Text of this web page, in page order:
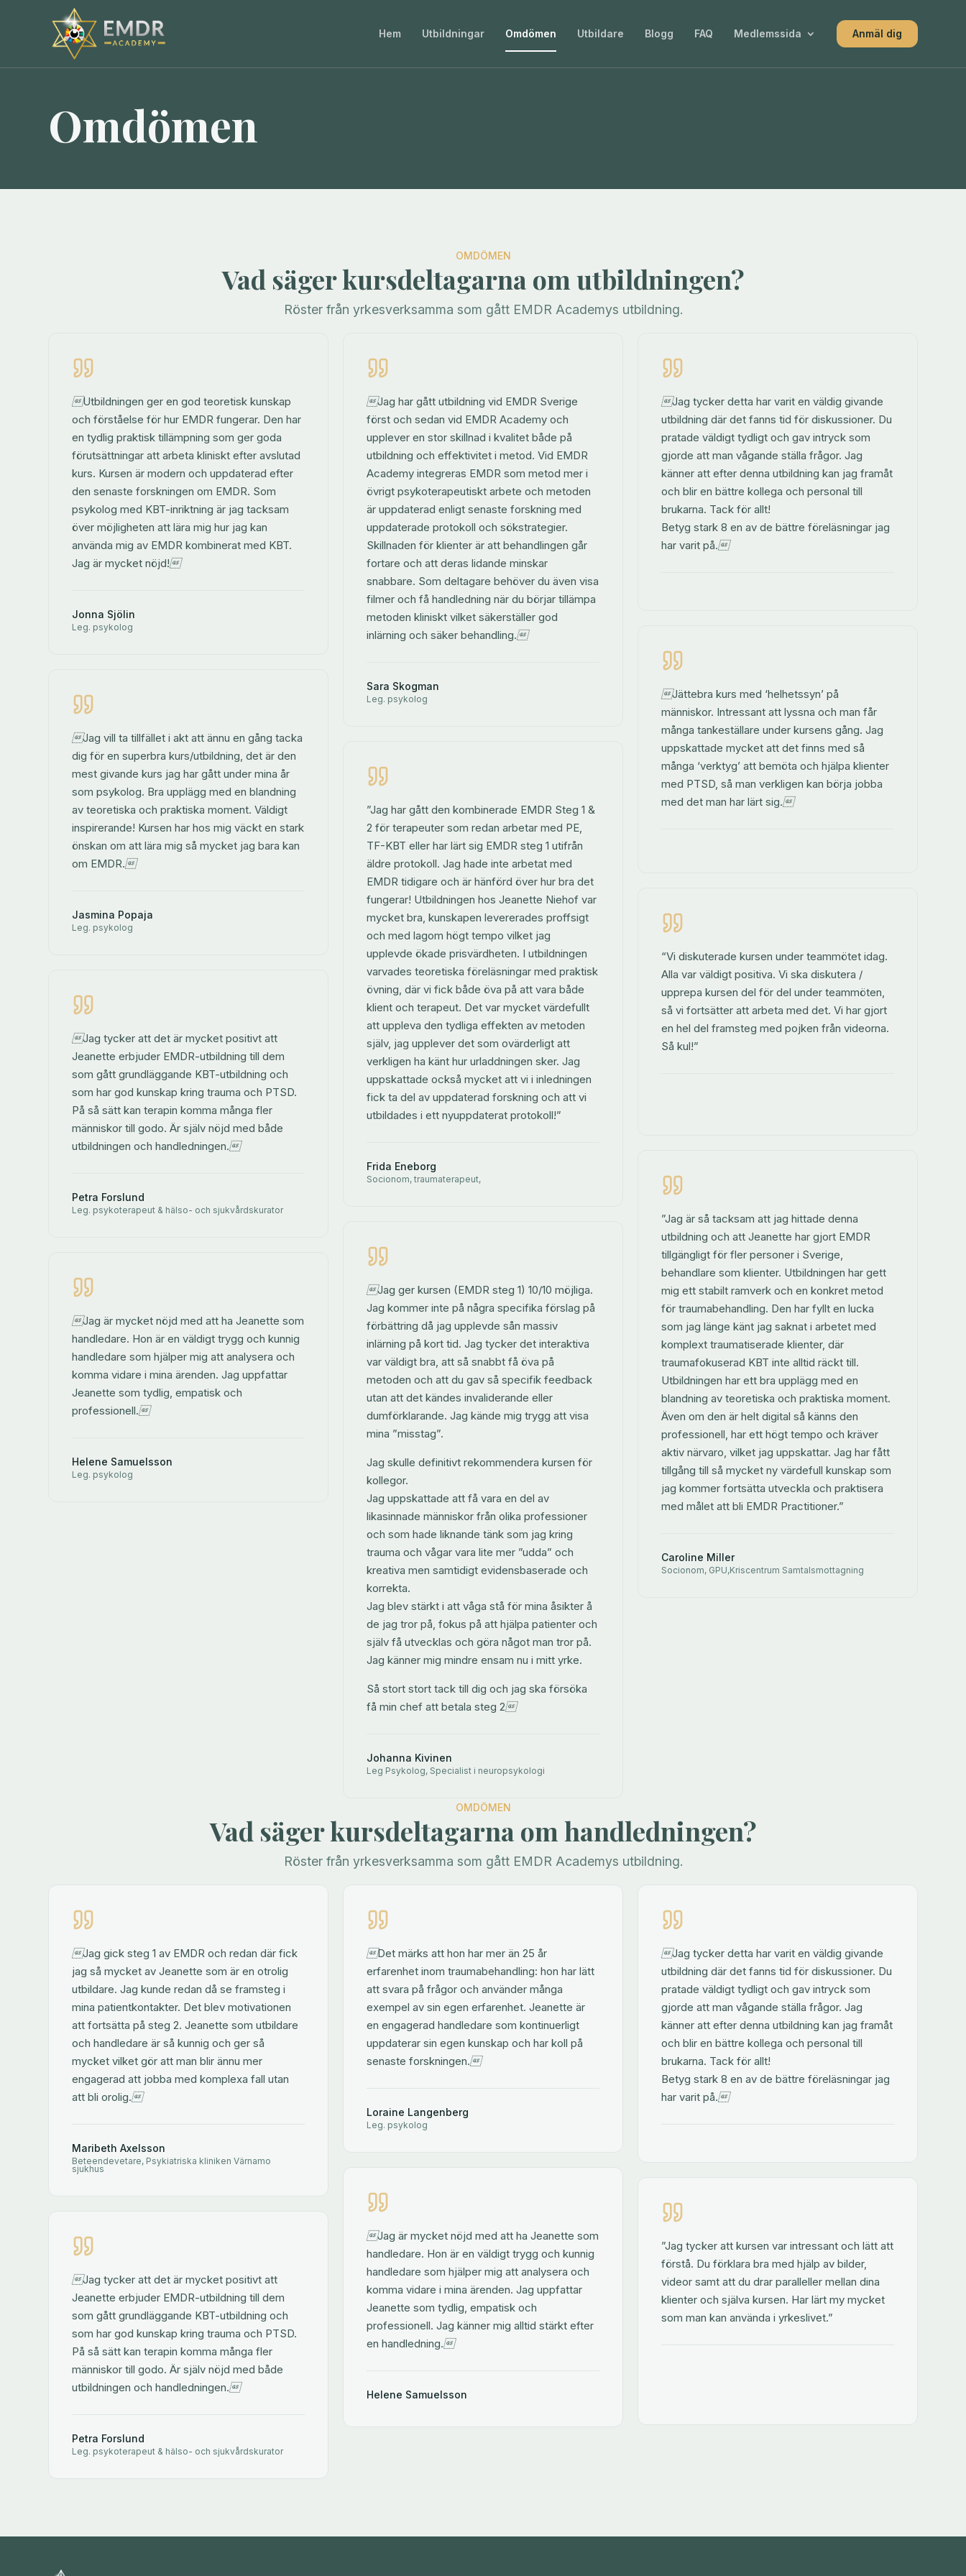
Hem Utbildningar Omdömen Utbildare Blogg FAQ Medlemssida Anmäl dig
Omdömen
OMDÖMEN
Vad säger kursdeltagarna om utbildningen?
Röster från yrkesverksamma som gått EMDR Academys utbildning.
Utbildningen ger en god teoretisk kunskap
och förståelse för hur EMDR fungerar. Den har
en tydlig praktisk tillämpning som ger goda
förutsättningar att arbeta kliniskt efter avslutad
kurs. Kursen är modern och uppdaterad efter
den senaste forskningen om EMDR. Som
psykolog med KBT-inriktning är jag tacksam
över möjligheten att lära mig hur jag kan
använda mig av EMDR kombinerat med KBT.
Jag är mycket nöjd!
Jonna Sjölin
Leg. psykolog
Jag vill ta tillfället i akt att ännu en gång tacka
dig för en superbra kurs/utbildning, det är den
mest givande kurs jag har gått under mina år
som psykolog. Bra upplägg med en blandning
av teoretiska och praktiska moment. Väldigt
inspirerande! Kursen har hos mig väckt en stark
önskan om att lära mig så mycket jag bara kan
om EMDR.
Jasmina Popaja
Leg. psykolog
Jag tycker att det är mycket positivt att
Jeanette erbjuder EMDR-utbildning till dem
som gått grundläggande KBT-utbildning och
som har god kunskap kring trauma och PTSD.
På så sätt kan terapin komma många fler
människor till godo. Är själv nöjd med både
utbildningen och handledningen.
Petra Forslund
Leg. psykoterapeut & hälso- och sjukvårdskurator
Jag är mycket nöjd med att ha Jeanette som
handledare. Hon är en väldigt trygg och kunnig
handledare som hjälper mig att analysera och
komma vidare i mina ärenden. Jag uppfattar
Jeanette som tydlig, empatisk och
professionell.
Helene Samuelsson
Leg. psykolog
Jag har gått utbildning vid EMDR Sverige
först och sedan vid EMDR Academy och
upplever en stor skillnad i kvalitet både på
utbildning och effektivitet i metod. Vid EMDR
Academy integreras EMDR som metod mer i
övrigt psykoterapeutiskt arbete och metoden
är uppdaterad enligt senaste forskning med
uppdaterade protokoll och sökstrategier.
Skillnaden för klienter är att behandlingen går
fortare och att deras lidande minskar
snabbare. Som deltagare behöver du även visa
filmer och få handledning när du börjar tillämpa
metoden kliniskt vilket säkerställer god
inlärning och säker behandling.
Sara Skogman
Leg. psykolog
”Jag har gått den kombinerade EMDR Steg 1 &
2 för terapeuter som redan arbetar med PE,
TF-KBT eller har lärt sig EMDR steg 1 utifrån
äldre protokoll. Jag hade inte arbetat med
EMDR tidigare och är hänförd över hur bra det
fungerar! Utbildningen hos Jeanette Niehof var
mycket bra, kunskapen levererades proffsigt
och med lagom högt tempo vilket jag
upplevde ökade prisvärdheten. I utbildningen
varvades teoretiska föreläsningar med praktisk
övning, där vi fick både öva på att vara både
klient och terapeut. Det var mycket värdefullt
att uppleva den tydliga effekten av metoden
själv, jag upplever det som ovärderligt att
verkligen ha känt hur urladdningen sker. Jag
uppskattade också mycket att vi i inledningen
fick ta del av uppdaterad forskning och att vi
utbildades i ett nyuppdaterat protokoll!”
Frida Eneborg
Socionom, traumaterapeut,
Jag ger kursen (EMDR steg 1) 10/10 möjliga.
Jag kommer inte på några specifika förslag på
förbättring då jag upplevde sån massiv
inlärning på kort tid. Jag tycker det interaktiva
var väldigt bra, att så snabbt få öva på
metoden och att du gav så specifik feedback
utan att det kändes invaliderande eller
dumförklarande. Jag kände mig trygg att visa
mina ”misstag”.
Jag skulle definitivt rekommendera kursen för
kollegor.
Jag uppskattade att få vara en del av
likasinnade människor från olika professioner
och som hade liknande tänk som jag kring
trauma och vågar vara lite mer ”udda” och
kreativa men samtidigt evidensbaserade och
korrekta.
Jag blev stärkt i att våga stå för mina åsikter å
de jag tror på, fokus på att hjälpa patienter och
själv få utvecklas och göra något man tror på.
Jag känner mig mindre ensam nu i mitt yrke.
Så stort stort tack till dig och jag ska försöka
få min chef att betala steg 2
Johanna Kivinen
Leg Psykolog, Specialist i neuropsykologi
Jag tycker detta har varit en väldig givande
utbildning där det fanns tid för diskussioner. Du
pratade väldigt tydligt och gav intryck som
gjorde att man vågande ställa frågor. Jag
känner att efter denna utbildning kan jag framåt
och blir en bättre kollega och personal till
brukarna. Tack för allt!
Betyg stark 8 en av de bättre föreläsningar jag
har varit på.
Jättebra kurs med ‘helhetssyn’ på
människor. Intressant att lyssna och man får
många tankeställare under kursens gång. Jag
uppskattade mycket att det finns med så
många ‘verktyg’ att bemöta och hjälpa klienter
med PTSD, så man verkligen kan börja jobba
med det man har lärt sig.
“Vi diskuterade kursen under teammötet idag.
Alla var väldigt positiva. Vi ska diskutera /
upprepa kursen del för del under teammöten,
så vi fortsätter att arbeta med det. Vi har gjort
en hel del framsteg med pojken från videorna.
Så kul!”
”Jag är så tacksam att jag hittade denna
utbildning och att Jeanette har gjort EMDR
tillgängligt för fler personer i Sverige,
behandlare som klienter. Utbildningen har gett
mig ett stabilt ramverk och en konkret metod
för traumabehandling. Den har fyllt en lucka
som jag länge känt jag saknat i arbetet med
komplext traumatiserade klienter, där
traumafokuserad KBT inte alltid räckt till.
Utbildningen har ett bra upplägg med en
blandning av teoretiska och praktiska moment.
Även om den är helt digital så känns den
professionell, har ett högt tempo och kräver
aktiv närvaro, vilket jag uppskattar. Jag har fått
tillgång till så mycket ny värdefull kunskap som
jag kommer fortsätta utveckla och praktisera
med målet att bli EMDR Practitioner.”
Caroline Miller
Socionom, GPU,Kriscentrum Samtalsmottagning
OMDÖMEN
Vad säger kursdeltagarna om handledningen?
Röster från yrkesverksamma som gått EMDR Academys utbildning.
Jag gick steg 1 av EMDR och redan där fick
jag så mycket av Jeanette som är en otrolig
utbildare. Jag kunde redan då se framsteg i
mina patientkontakter. Det blev motivationen
att fortsätta på steg 2. Jeanette som utbildare
och handledare är så kunnig och ger så
mycket vilket gör att man blir ännu mer
engagerad att jobba med komplexa fall utan
att bli orolig.
Maribeth Axelsson
Beteendevetare, Psykiatriska kliniken Värnamo
sjukhus
Jag tycker att det är mycket positivt att
Jeanette erbjuder EMDR-utbildning till dem
som gått grundläggande KBT-utbildning och
som har god kunskap kring trauma och PTSD.
På så sätt kan terapin komma många fler
människor till godo. Är själv nöjd med både
utbildningen och handledningen.
Petra Forslund
Leg. psykoterapeut & hälso- och sjukvårdskurator
Det märks att hon har mer än 25 år
erfarenhet inom traumabehandling: hon har lätt
att svara på frågor och använder många
exempel av sin egen erfarenhet. Jeanette är
en engagerad handledare som kontinuerligt
uppdaterar sin egen kunskap och har koll på
senaste forskningen.
Loraine Langenberg
Leg. psykolog
Jag är mycket nöjd med att ha Jeanette som
handledare. Hon är en väldigt trygg och kunnig
handledare som hjälper mig att analysera och
komma vidare i mina ärenden. Jag uppfattar
Jeanette som tydlig, empatisk och
professionell. Jag känner mig alltid stärkt efter
en handledning.
Helene Samuelsson
Jag tycker detta har varit en väldig givande
utbildning där det fanns tid för diskussioner. Du
pratade väldigt tydligt och gav intryck som
gjorde att man vågande ställa frågor. Jag
känner att efter denna utbildning kan jag framåt
och blir en bättre kollega och personal till
brukarna. Tack för allt!
Betyg stark 8 en av de bättre föreläsningar jag
har varit på.
”Jag tycker att kursen var intressant och lätt att
förstå. Du förklara bra med hjälp av bilder,
videor samt att du drar paralleller mellan dina
klienter och själva kursen. Har lärt my mycket
som man kan använda i yrkeslivet.”